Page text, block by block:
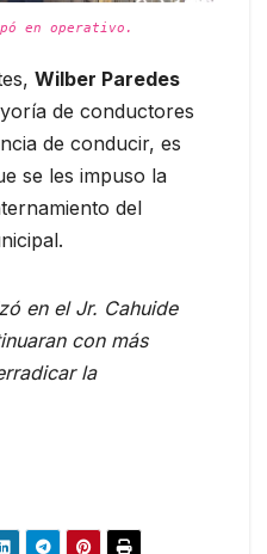
en operativo.
Wilber Paredes
de conductores
de conducir, es
se les impuso la
del
en el Jr. Cahuide
con más
la